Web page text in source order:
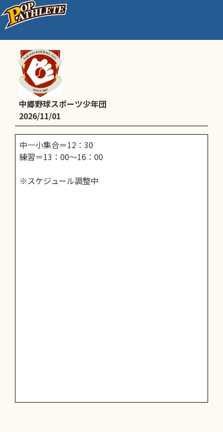
通常練習
中郷野球スポーツ少年団
2026/11/01
中一小集合＝12：30
練習＝13：00～16：00
※スケジュール調整中